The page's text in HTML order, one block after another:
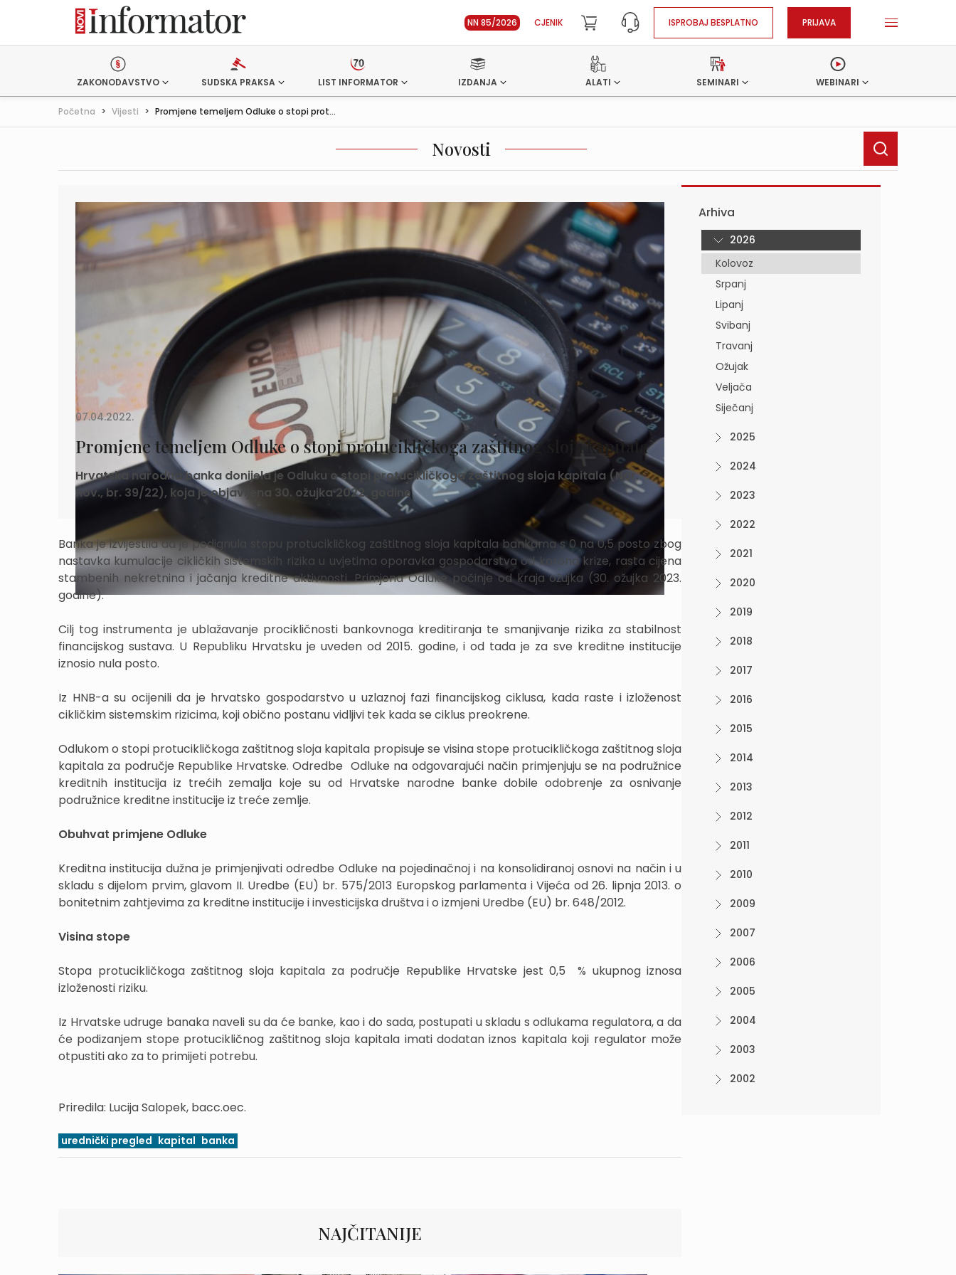
NN 85/2026 CJENIK ISPROBAJ BESPLATNO PRIJAVA
ZAKONODAVSTVO SUDSKA PRAKSA LIST INFORMATOR IZDANJA ALATI SEMINARI WEBINARI
Početna > Vijesti > Promjene temeljem Odluke o stopi prot...
Novosti
07.04.2022.
Promjene temeljem Odluke o stopi protucikličkoga zaštitnog sloja kapitala
Hrvatska narodna banka donijela je Odluku o stopi protucikličkoga zaštitnog sloja kapitala (Nar.
nov., br. 39/22), koja je objavljena 30. ožujka 2022. godine.
Banka je izvijestila da je podignula stopu protucikličkog zaštitnog sloja kapitala bankama s 0 na 0,5 posto zbog
nastavka kumulacije cikličkih sistemskih rizika u uvjetima oporavka gospodarstva od korona krize, rasta cijena
stambenih nekretnina i jačanja kreditne aktivnosti. Primjena Odluke počinje od kraja ožujka (30. ožujka 2023.
godine).
Cilj tog instrumenta je ublažavanje procikličnosti bankovnoga kreditiranja te smanjivanje rizika za stabilnost
financijskog sustava. U Republiku Hrvatsku je uveden od 2015. godine, i od tada je za sve kreditne institucije
iznosio nula posto.
Iz HNB-a su ocijenili da je hrvatsko gospodarstvo u uzlaznoj fazi financijskog ciklusa, kada raste i izloženost
cikličkim sistemskim rizicima, koji obično postanu vidljivi tek kada se ciklus preokrene.
Odlukom o stopi protucikličkoga zaštitnog sloja kapitala propisuje se visina stope protucikličkoga zaštitnog sloja
kapitala za područje Republike Hrvatske. Odredbe Odluke na odgovarajući način primjenjuju se na podružnice
kreditnih institucija iz trećih zemalja koje su od Hrvatske narodne banke dobile odobrenje za osnivanje
podružnice kreditne institucije iz treće zemlje.
Obuhvat primjene Odluke
Kreditna institucija dužna je primjenjivati odredbe Odluke na pojedinačnoj i na konsolidiranoj osnovi na način i u
skladu s dijelom prvim, glavom II. Uredbe (EU) br. 575/2013 Europskog parlamenta i Vijeća od 26. lipnja 2013. o
bonitetnim zahtjevima za kreditne institucije i investicijska društva i o izmjeni Uredbe (EU) br. 648/2012.
Visina stope
Stopa protucikličkoga zaštitnog sloja kapitala za područje Republike Hrvatske jest 0,5 % ukupnog iznosa
izloženosti riziku.
Iz Hrvatske udruge banaka naveli su da će banke, kao i do sada, postupati u skladu s odlukama regulatora, a da
će podizanjem stope protucikličnog zaštitnog sloja kapitala imati dodatan iznos kapitala koji regulator može
otpustiti ako za to primijeti potrebu.
Priredila: Lucija Salopek, bacc.oec.
urednički pregled kapital banka
NAJČITANIJE
Arhiva
2026
Kolovoz
Srpanj
Lipanj
Svibanj
Travanj
Ožujak
Veljača
Siječanj
2025
2024
2023
2022
2021
2020
2019
2018
2017
2016
2015
2014
2013
2012
2011
2010
2009
2007
2006
2005
2004
2003
2002